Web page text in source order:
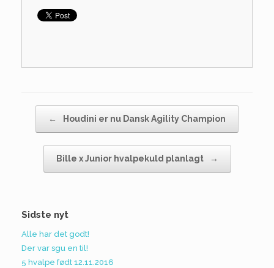
← Houdini er nu Dansk Agility Champion
Bille x Junior hvalpekuld planlagt →
Sidste nyt
Alle har det godt!
Der var sgu en til!
5 hvalpe født 12.11.2016